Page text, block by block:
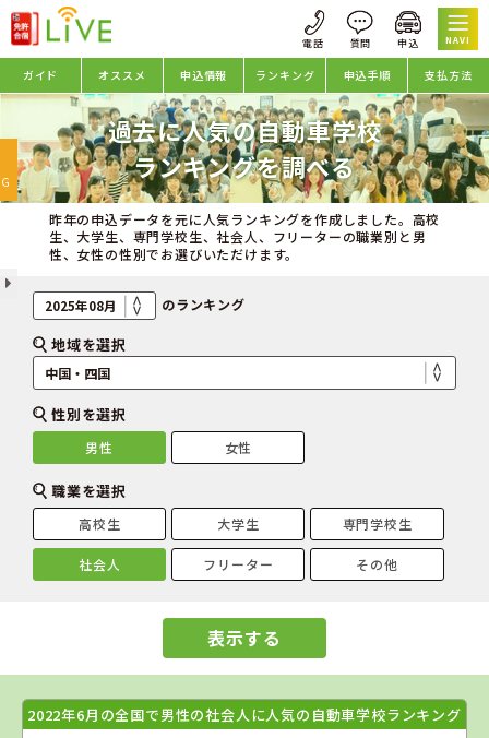
NAVI
ガイド オススメ 申込情報 ランキング 申込手順 支払方法
過去に人気の自動車学校
ランキングを調べる
昨年の申込データを元に人気ランキングを作成しました。高校
生、大学生、専門学校生、社会人、フリーターの職業別と男
性、女性の性別でお選びいただけます。
のランキング
地域を選択
性別を選択
男性 女性
職業を選択
高校生 大学生 専門学校生
社会人 フリーター その他
表示する
2022年6月の全国で男性の社会人に人気の自動車学校ランキング